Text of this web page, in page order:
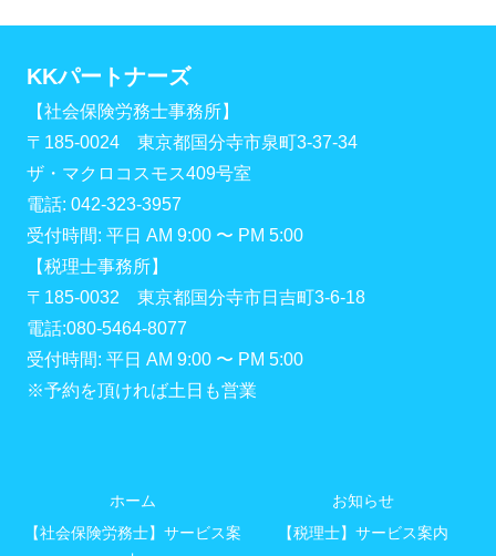
KKパートナーズ
【社会保険労務士事務所】
〒185-0024 東京都国分寺市泉町3-37-34
ザ・マクロコスモス409号室
電話: 042-323-3957
受付時間: 平日 AM 9:00 〜 PM 5:00
【税理士事務所】
〒185-0032 東京都国分寺市日吉町3-6-18
電話:080-5464-8077
受付時間: 平日 AM 9:00 〜 PM 5:00
※予約を頂ければ土日も営業
ホーム
お知らせ
【社会保険労務士】サービス案
【税理士】サービス案内